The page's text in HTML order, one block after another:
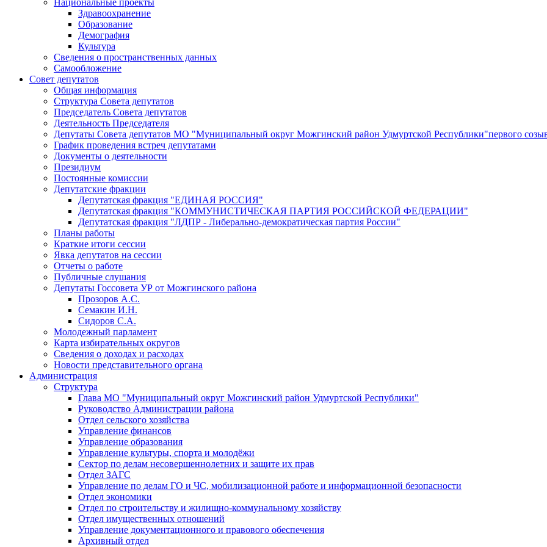
Здравоохранение
Образование
Демография
Культура
Сведения о пространственных данных
Самообложение
Совет депутатов
Общая информация
Структура Совета депутатов
Председатель Совета депутатов
Деятельность Председателя
Депутаты Совета депутатов МО "Муниципальный округ Можгинский район Удмуртской Республики"первого
График проведения встреч депутатами
Документы о деятельности
Президиум
Постоянные комиссии
Депутатские фракции
Депутатская фракция "ЕДИНАЯ РОССИЯ"
Депутатская фракция "КОММУНИСТИЧЕСКАЯ ПАРТИЯ РОССИЙСКОЙ ФЕДЕРАЦИИ"
Депутатская фракция "ЛДПР - Либерально-демократическая партия России"
Планы работы
Краткие итоги сессии
Явка депутатов на сессии
Отчеты о работе
Публичные слушания
Депутаты Госсовета УР от Можгинского района
Прозоров А.С.
Семакин И.Н.
Сидоров С.А.
Молодежный парламент
Карта избирательных округов
Сведения о доходах и расходах
Новости представительного органа
Администрация
Структура
Глава МО "Муниципальный округ Можгинский район Удмуртской Республики"
Руководство Администрации района
Отдел сельского хозяйства
Управление финансов
Управление образования
Управление культуры, спорта и молодёжи
Сектор по делам несовершеннолетних и защите их прав
Отдел ЗАГС
Управление по делам ГО и ЧС, мобилизационной работе и информационной безопасности
Отдел экономики
Отдел по строительству и жилищно-коммунальному хозяйству
Отдел имущественных отношений
Управление документационного и правового обеспечения
Архивный отдел